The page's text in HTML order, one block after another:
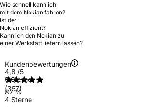
Wie schnell kann ich
mit dem Nokian fahren?
Ist der
Nokian effizient?
Kann ich den Nokian zu
einer Werkstatt liefern lassen?
Kundenbewertungen
4,8 /5
(357)
5 Sterne
87 %
4 Sterne